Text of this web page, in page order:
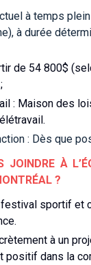
à temps
à durée
de 54 800$
: Maison des
: Dès que
JOINDRE À
?
sportif et
à un
positif dans la